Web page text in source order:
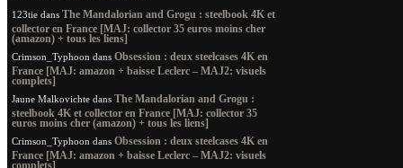
123tie dans The Mandalorian and Grogu : steelbook 4K et
collector en France [MAJ: collector 35 euros moins cher
(amazon) + tous les liens]
Crimson_Typhoon dans Obsession : deux steelcases 4K en
France [MAJ: amazon + baisse Leclerc – MAJ2: visuels
complets]
Jaune Malkovichte dans The Mandalorian and Grogu :
steelbook 4K et collector en France [MAJ: collector 35
euros moins cher (amazon) + tous les liens]
Crimson_Typhoon dans Obsession : deux steelcases 4K en
France [MAJ: amazon + baisse Leclerc – MAJ2: visuels
complets]